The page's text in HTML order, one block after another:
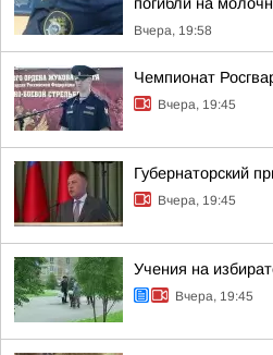
Вчера, 19:58
Чемпионат
Вчера, 19:45
Губернаторский
Вчера, 19:45
Учения на
Вчера, 19:45